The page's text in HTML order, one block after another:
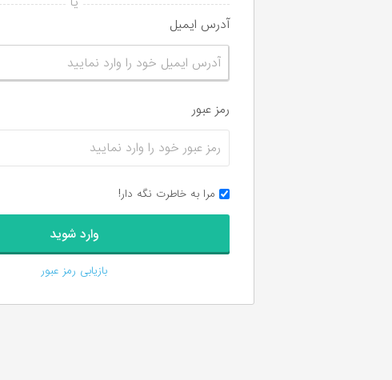
آدرس ایمیل
رمز عبور
مرا به خاطرت نگه دار!
بازیابی رمز عبور